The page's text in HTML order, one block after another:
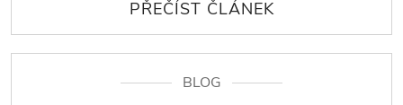
BLOG